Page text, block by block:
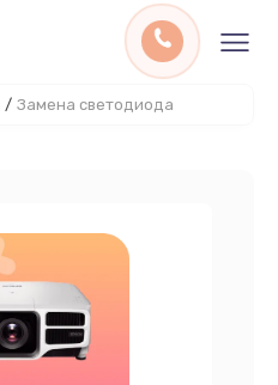
/ Замена светодиода